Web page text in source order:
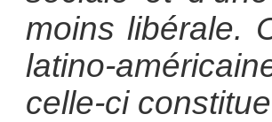
moins libérale.
latino-
celle-ci